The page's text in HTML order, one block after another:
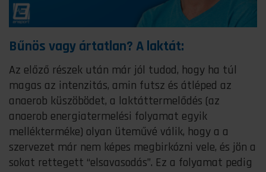
Bűnös vagy ártatlan? A laktát:
Az előző részek után már jól tudod, hogy ha túl
magas az intenzitás, amin futsz és átléped az
anaerob küszöbödet, a laktáttermelődés (az
anaerob energiatermelési folyamat egyik
mellékterméke) olyan üteművé válik, hogy a a
szervezet már nem képes megbirkózni vele, és jön a
sokat rettegett “elsavasodás”. Ez a folyamat pedig